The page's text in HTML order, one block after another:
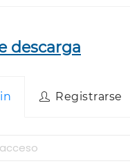
descarga
Registrarse